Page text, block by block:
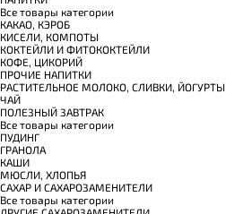
Все товары категории
КАКАО, КЭРОБ
КИСЕЛИ, КОМПОТЫ
КОКТЕЙЛИ И ФИТОКОКТЕЙЛИ
КОФЕ, ЦИКОРИЙ
ПРОЧИЕ НАПИТКИ
РАСТИТЕЛЬНОЕ МОЛОКО, СЛИВКИ, ЙОГУРТЫ
ЧАЙ
ПОЛЕЗНЫЙ ЗАВТРАК
Все товары категории
ПУДИНГ
ГРАНОЛА
КАШИ
МЮСЛИ, ХЛОПЬЯ
САХАР И САХАРОЗАМЕНИТЕЛИ
Все товары категории